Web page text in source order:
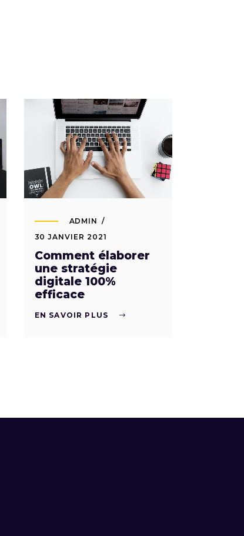
ADMIN
30 JANVIER 2021
Comment élaborer
une stratégie
digitale 100%
efficace
EN SAVOIR PLUS